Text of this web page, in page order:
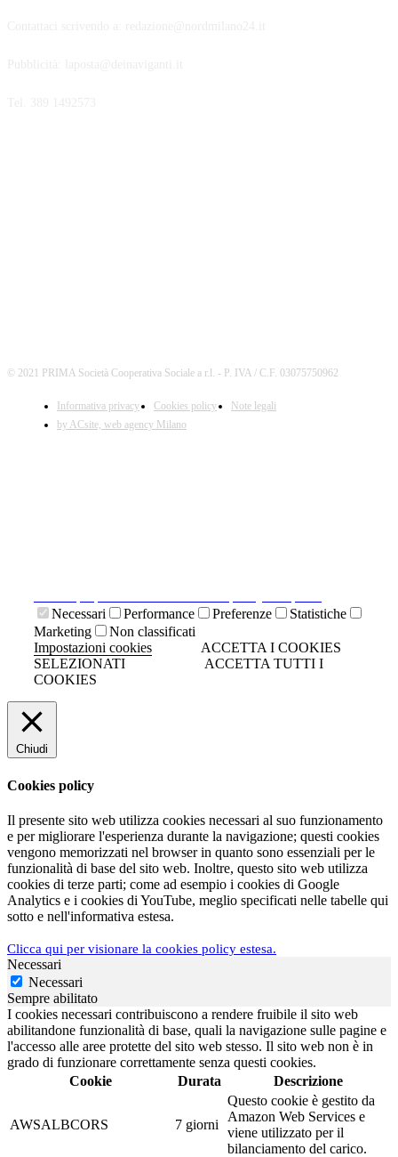
© 2021 PRIMA Società Cooperativa Sociale a r.l. - P. IVA / C.F. 03075750962
Informativa privacy Cookies policy
Note legali
by ACsite, web agency Milano
Necessari
Performance Preferenze
Statistiche
Marketing
Non classificati
Impostazioni cookies
ACCETTA I COOKIES
SELEZIONATI
ACCETTA TUTTI I
COOKIES
Chiudi
Cookies policy
Il presente sito web utilizza cookies necessari al suo funzionamento
e per migliorare l'esperienza durante la navigazione; questi cookies
vengono memorizzati nel browser in quanto sono essenziali per le
funzionalità di base del sito web. Inoltre, questo sito web utilizza
cookies di terze parti; come ad esempio i cookies di Google
Analytics e i cookies di YouTube, meglio specificati nelle tabelle qui
sotto e nell'informativa estesa.
Clicca qui per visionare la cookies policy estesa.
Necessari
Necessari
Sempre abilitato
I cookies necessari contribuiscono a rendere fruibile il sito web
abilitandone funzionalità di base, quali la navigazione sulle pagine e
l'accesso alle aree protette del sito web stesso. Il sito web non è in
grado di funzionare correttamente senza questi cookies.
Cookie
Durata Descrizione
AWSALBCORS 7 giorni
Questo cookie è gestito da
Amazon Web Services e
viene utilizzato per il
bilanciamento del carico.